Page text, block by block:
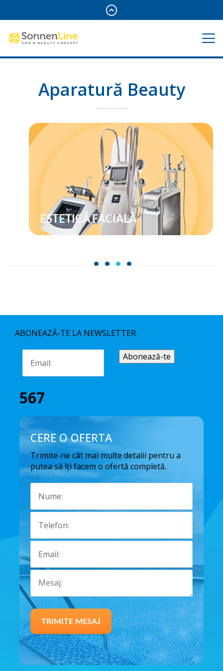
Aparatură Beauty
ESTETICĂ FACIALĂ
1 2 3 4
ABONEAZĂ-TE LA NEWSLETTER
567
CERE O OFERTA
Trimite-ne cât mai multe detalii pentru a
putea să îți facem o ofertă completă.